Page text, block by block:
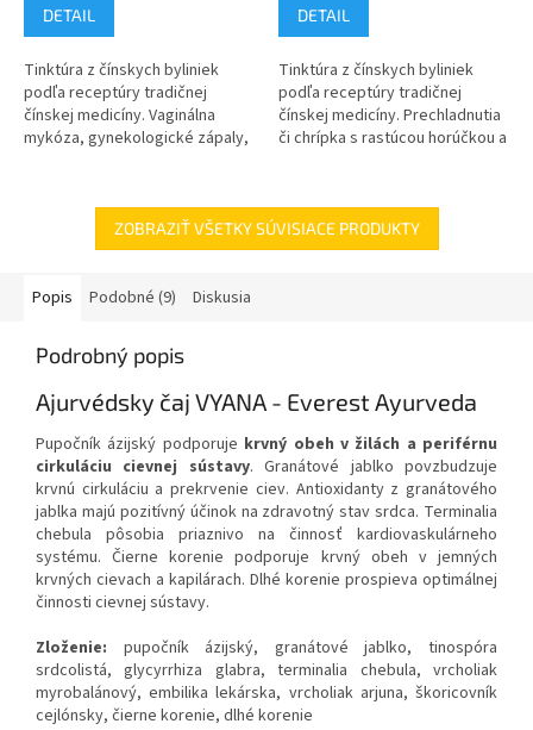
DETAIL
Tinktúra z čínskych byliniek
podľa receptúry tradičnej
čínskej medicíny. Vaginálna
mykóza, gynekologické zápaly,
DETAIL
Tinktúra z čínskych byliniek
podľa receptúry tradičnej
čínskej medicíny. Prechladnutia
či chrípka s rastúcou horúčkou a
ZOBRAZIŤ VŠETKY SÚVISIACE PRODUKTY
Popis Podobné (9) Diskusia
Podrobný popis
Ajurvédsky čaj VYANA - Everest Ayurveda
Pupočník ázijský​ podporuje krvný obeh v žilách a periférnu
cirkuláciu cievnej sústavy. Granátové jablko povzbudzuje
krvnú cirkuláciu a prekrvenie ciev. Antioxidanty z granátového
jablka majú pozitívný účinok na zdravotný stav srdca. Terminalia
chebula pôsobia priaznivo na činnosť kardiovaskulárneho
systému. Čierne korenie podporuje krvný obeh v jemných
krvných cievach a kapilárach. Dlhé korenie prospieva optimálnej
činnosti cievnej sústavy.
Zloženie: pupočník ázijský, granátové jablko, tinospóra
srdcolistá, glycyrrhiza glabra, terminalia chebula, vrcholiak
myrobalánový, embilika lekárska, vrcholiak arjuna, škoricovník
cejlónsky, čierne korenie, dlhé korenie